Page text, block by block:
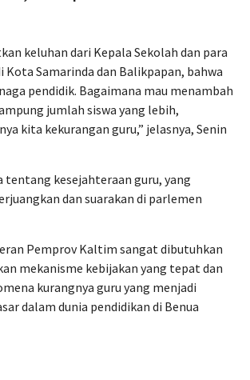
keluhan dari Kepala Sekolah dan para
Kota Samarinda dan Balikpapan, bahwa
pendidik. Bagaimana mau menambah
jumlah siswa yang lebih,
kita kekurangan guru,” jelasnya, Senin
tentang kesejahteraan guru, yang
dan suarakan di parlemen
Pemprov Kaltim sangat dibutuhkan
mekanisme kebijakan yang tepat dan
kurangnya guru yang menjadi
dalam dunia pendidikan di Benua